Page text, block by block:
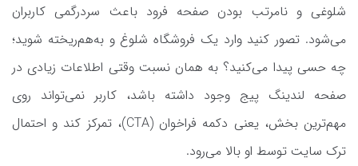
شلوغی و نامرتب بودن صفحه فرود باعث سردرگمی کاربران
می‌شود. تصور کنید وارد یک فروشگاه شلوغ و به‌هم‌ریخته شوید؛
چه حسی پیدا می‌کنید؟ به همان نسبت وقتی اطلاعات زیادی در
صفحه لندینگ پیج وجود داشته باشد، کاربر نمی‌تواند روی
مهم‌ترین بخش، یعنی دکمه‌ فراخوان (CTA)، تمرکز کند و احتمال
ترک سایت توسط او بالا می‌رود.